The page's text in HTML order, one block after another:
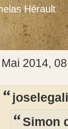
Hérault
2014,
Simon